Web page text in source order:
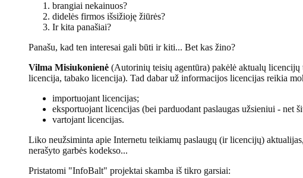
brangiai nekainuos?
didelės firmos išsižioję žiūrės?
Ir kita panašiai?
Panašu, kad ten interesai gali būti ir kiti... Bet kas žino?
Vilma Misiukonienė (Autorinių teisių agentūra) pakėlė aktualų
licencija, tabako licencija). Tad dabar už informacijos licencijas reikia
importuojant licencijas;
eksportuojant licencijas (bei parduodant paslaugas užsieniui - net
vartojant licencijas.
Liko neužsiminta apie Internetu teikiamų paslaugų (ir licencijų)
nerašyto garbės kodekso...
Pristatomi "InfoBalt" projektai skamba iš tikro garsiai: